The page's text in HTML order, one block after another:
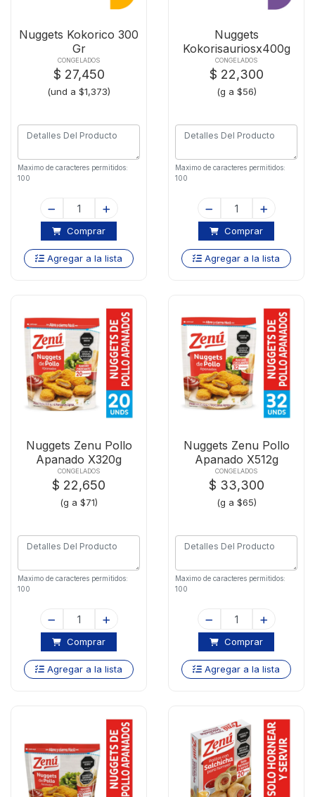
Nuggets Kokorico 300
Gr
CONGELADOS
$ 27,450
(und a $1,373)
Maximo de caracteres permitidos:
100
Comprar
Agregar a la lista
Nuggets
Kokorisauriosx400g
CONGELADOS
$ 22,300
(g a $56)
Maximo de caracteres permitidos:
100
Comprar
Agregar a la lista
Nuggets Zenu Pollo
Apanado X320g
CONGELADOS
$ 22,650
(g a $71)
Maximo de caracteres permitidos:
100
Comprar
Agregar a la lista
Nuggets Zenu Pollo
Apanado X512g
CONGELADOS
$ 33,300
(g a $65)
Maximo de caracteres permitidos:
100
Comprar
Agregar a la lista